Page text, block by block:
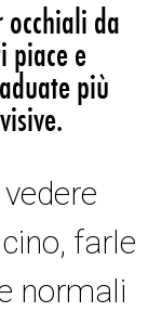
da
piace e
più
farle
normali